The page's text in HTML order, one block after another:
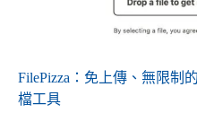
FilePizza：免上傳、無限制
檔工具